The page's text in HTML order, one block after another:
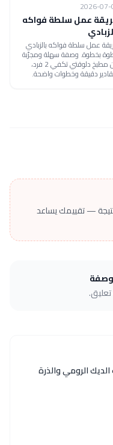
2026-
عمل سلطة فواكه
عمل سلطة فواكه بالزبادي
بخطوة. وصفة سهلة ومجرّبة
من مطبخ دلوقتي تكفي 2 فرد،
دقيقة وخطوات واضحة.
— تقييمك يساعد
تعليق.
الرومي والذرة